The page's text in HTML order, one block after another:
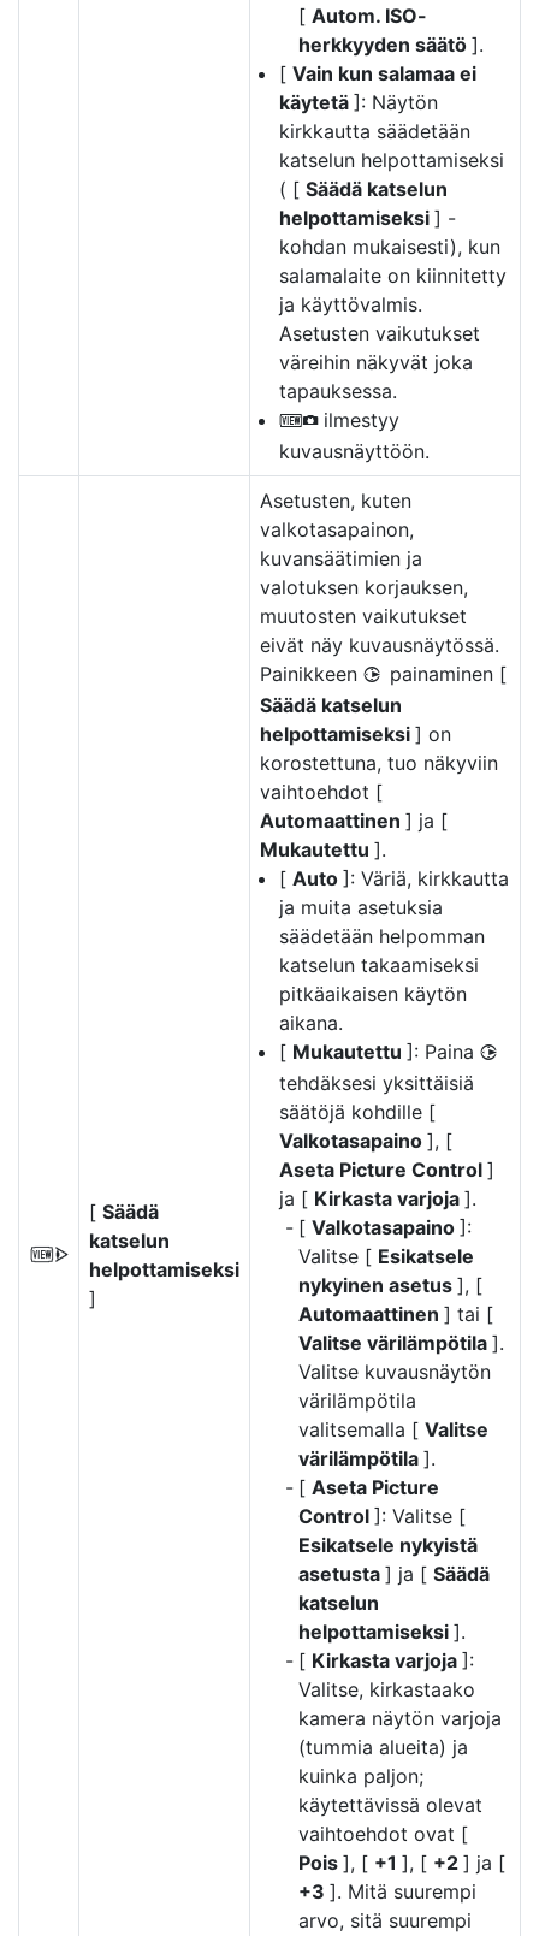
[ Autom. ISO-
herkkyyden säätö ].
[ Vain kun salamaa ei
käytetä ]: Näytön
kirkkautta säädetään
katselun helpottamiseksi
( [ Säädä katselun
helpottamiseksi ] -
kohdan mukaisesti), kun
salamalaite on kiinnitetty
ja käyttövalmis.
Asetusten vaikutukset
väreihin näkyvät joka
tapauksessa.
V ilmestyy
kuvausnäyttöön.
W
[ Säädä
katselun
helpottamiseksi
]
Asetusten, kuten
valkotasapainon,
kuvansäätimien ja
valotuksen korjauksen,
muutosten vaikutukset
eivät näy kuvausnäytössä.
Painikkeen 2 painaminen [
Säädä katselun
helpottamiseksi ] on
korostettuna, tuo näkyviin
vaihtoehdot [
Automaattinen ] ja [
Mukautettu ].
[ Auto ]: Väriä, kirkkautta
ja muita asetuksia
säädetään helpomman
katselun takaamiseksi
pitkäaikaisen käytön
aikana.
[ Mukautettu ]: Paina 2
tehdäksesi yksittäisiä
säätöjä kohdille [
Valkotasapaino ], [
Aseta Picture Control ]
ja [ Kirkasta varjoja ].
[ Valkotasapaino ]:
Valitse [ Esikatsele
nykyinen asetus ], [
Automaattinen ] tai [
Valitse värilämpötila ].
Valitse kuvausnäytön
värilämpötila
valitsemalla [ Valitse
värilämpötila ].
[ Aseta Picture
Control ]: Valitse [
Esikatsele nykyistä
asetusta ] ja [ Säädä
katselun
helpottamiseksi ].
[ Kirkasta varjoja ]:
Valitse, kirkastaako
kamera näytön varjoja
(tummia alueita) ja
kuinka paljon;
käytettävissä olevat
vaihtoehdot ovat [
Pois ], [ +1 ], [ +2 ] ja [
+3 ]. Mitä suurempi
arvo, sitä suurempi